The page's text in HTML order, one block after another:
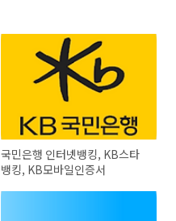
국민은행 인터넷뱅킹, KB스타
뱅킹, KB모바일인증서